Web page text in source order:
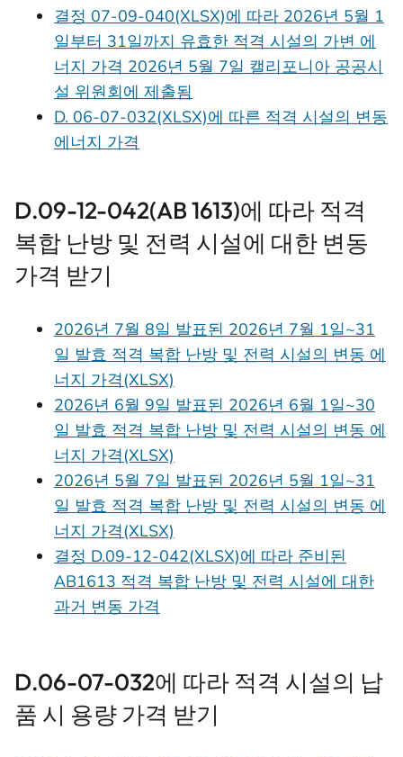
결정 07-09-040(XLSX)에 따라 2026년 5월 1
일부터 31일까지 유효한 적격 시설의 가변 에
너지 가격 2026년 5월 7일 캘리포니아 공공시
설 위원회에 제출됨
D. 06-07-032(XLSX)에 따른 적격 시설의 변동
에너지 가격
D.09-12-042(AB 1613)에 따라 적격
복합 난방 및 전력 시설에 대한 변동
가격 받기
2026년 7월 8일 발표된 2026년 7월 1일~31
일 발효 적격 복합 난방 및 전력 시설의 변동 에
너지 가격(XLSX)
2026년 6월 9일 발표된 2026년 6월 1일~30
일 발효 적격 복합 난방 및 전력 시설의 변동 에
너지 가격(XLSX)
2026년 5월 7일 발표된 2026년 5월 1일~31
일 발효 적격 복합 난방 및 전력 시설의 변동 에
너지 가격(XLSX)
결정 D.09-12-042(XLSX)에 따라 준비된
AB1613 적격 복합 난방 및 전력 시설에 대한
과거 변동 가격
D.06-07-032에 따라 적격 시설의 납
품 시 용량 가격 받기